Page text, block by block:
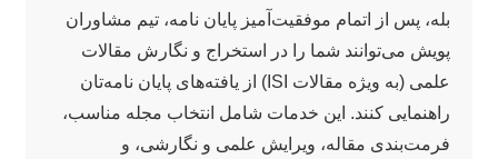
بله، پس از اتمام موفقیت‌آمیز پایان نامه، تیم مشاوران
پویش می‌توانند شما را در استخراج و نگارش مقالات
علمی (به ویژه مقالات ISI) از یافته‌های پایان نامه‌تان
راهنمایی کنند. این خدمات شامل انتخاب مجله مناسب،
فرمت‌بندی مقاله، ویرایش علمی و نگارشی، و